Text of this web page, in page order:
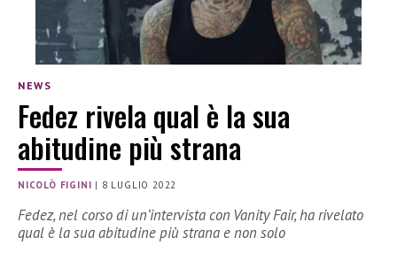
NEWS
Fedez rivela qual è la sua
abitudine più strana
NICOLÒ FIGINI | 8 LUGLIO 2022
Fedez, nel corso di un’intervista con Vanity Fair, ha rivelato
qual è la sua abitudine più strana e non solo